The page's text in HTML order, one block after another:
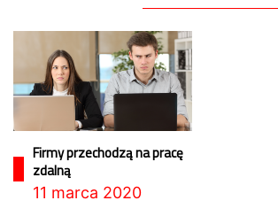
Firmy przechodzą na pracę
zdalną
11 marca 2020